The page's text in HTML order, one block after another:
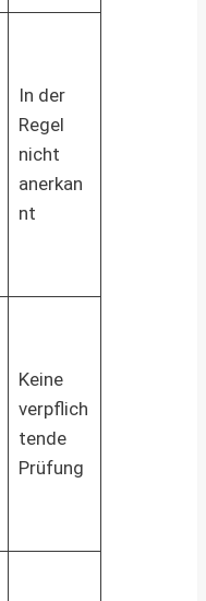
In der
Regel
nicht
anerkan
nt
Keine
verpflich
tende
Prüfung